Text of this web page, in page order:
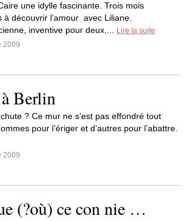
une idylle fascinante. Trois mois
à découvrir l’amour avec Liliane.
inventive pour deux,...
Lire la suite
2009
Berlin
? Ce mur ne s’est pas effondré tout
pour l’ériger et d’autres pour l’abattre.
2009
(?où) ce con nie …